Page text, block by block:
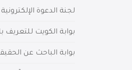
لجنة الدعوة الإلكترونية
بوابة الكويت للتعريف
بوابة الباحث عن